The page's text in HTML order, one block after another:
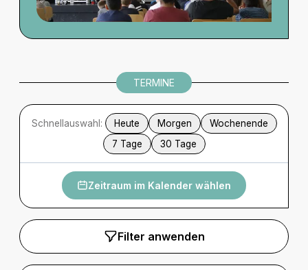
TERMINE
Schnellauswahl: Heute Morgen
Wochenende
7 Tage
30 Tage
Zeitraum im Kalender wählen
Filter anwenden